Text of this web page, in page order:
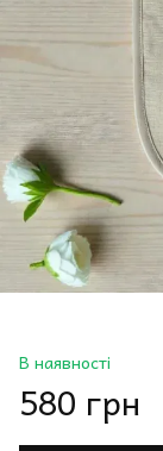
В наявності
580 грн